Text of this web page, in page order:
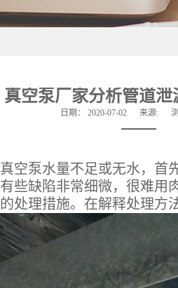
真空泵厂家分析管道泄
日期： 2020-07-02 来源:
泵水量不足或无水，首
些缺陷非常细微，很难用
处理措施。在解释处理方